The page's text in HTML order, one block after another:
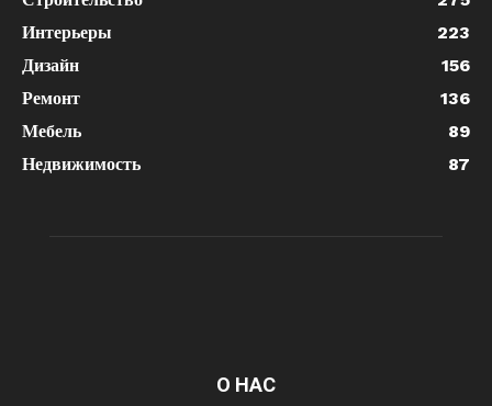
Интерьеры
223
Дизайн
156
Ремонт
136
Мебель
89
Недвижимость
87
О НАС